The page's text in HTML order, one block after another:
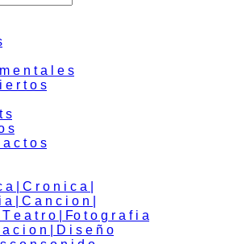
e n t a l e s
e r t o s
s
s
c t o s
a | C r o n i c a |
a | C a n c i o n |
e a t r o | Fo t o g r a f i a
a c i o n | D i s e ñ o